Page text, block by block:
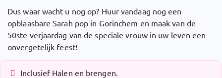
Dus waar wacht u nog op? Huur vandaag nog een
opblaasbare Sarah pop in Gorinchem en maak van de
50ste verjaardag van de speciale vrouw in uw leven een
onvergetelijk feest!
Inclusief Halen en brengen.